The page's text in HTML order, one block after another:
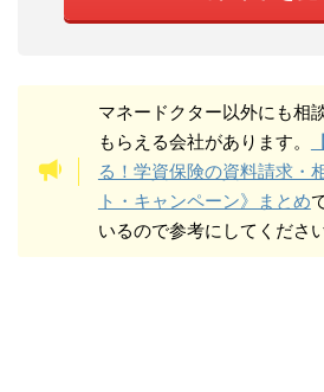
マネードクター以外にも相
もらえる会社があります。
る！学資保険の資料請求・
ト・キャンペーン》まとめ
いるので参考にしてください